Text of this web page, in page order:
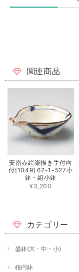
関連商品
安南赤絵楽描き手付向
付[1049] 62-1-527小
鉢・組小鉢
¥3,200
カテゴリー
盛鉢(大・中・小)
楕円鉢